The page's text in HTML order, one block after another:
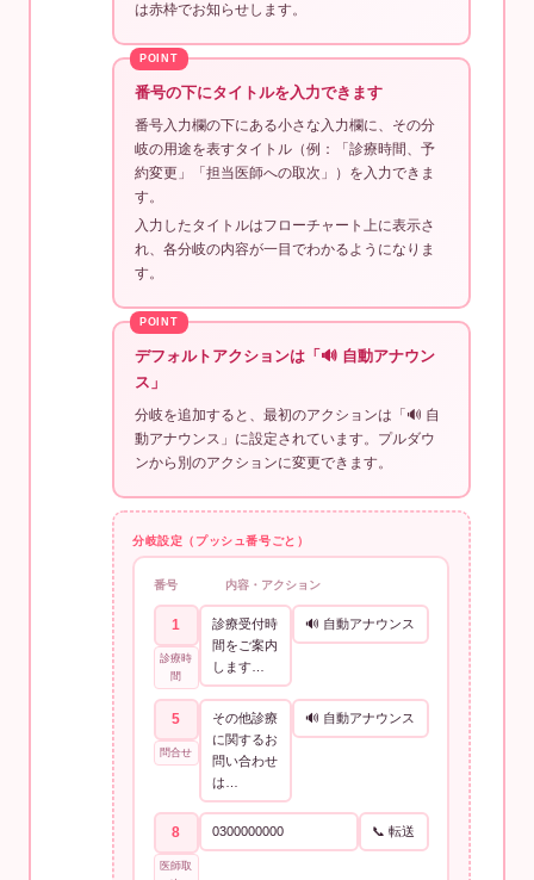
は赤枠でお知らせします。
番号の下にタイトルを入力できます
番号入力欄の下にある小さな入力欄に、その分
岐の用途を表すタイトル（例：「診療時間、予
約変更」「担当医師への取次」）を入力できま
す。
入力したタイトルはフローチャート上に表示さ
れ、各分岐の内容が一目でわかるようになりま
す。
デフォルトアクションは「🔊 自動アナウン
ス」
分岐を追加すると、最初のアクションは「🔊 自
動アナウンス」に設定されています。プルダウ
ンから別のアクションに変更できます。
分岐設定（プッシュ番号ごと）
番号 内容・アクション
1
診療時
間
診療受付時
間をご案内
します…
🔊 自動アナウンス
5
問合せ
その他診療
に関するお
問い合わせ
は…
🔊 自動アナウンス
8
医師取
0300000000 📞 転送